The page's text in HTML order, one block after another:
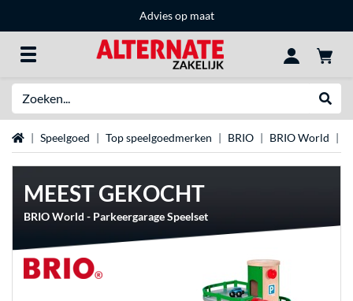
Advies op maat
HomeSpeelgoed Top speelgoedmerken BRIO BRIO World
MEEST GEKOCHT
BRIO World - Parkeergarage Speelset